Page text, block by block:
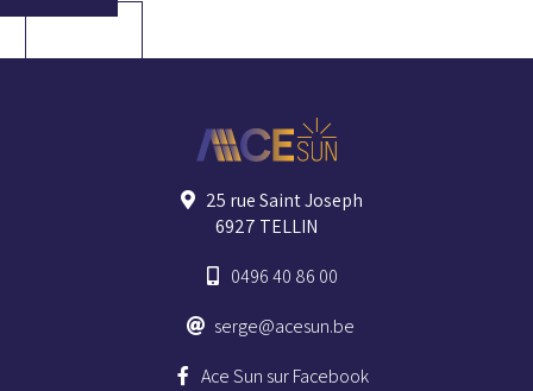
25 rue Saint Joseph
6927 TELLIN
0496 40 86 00
serge@acesun.be
Ace Sun sur Facebook